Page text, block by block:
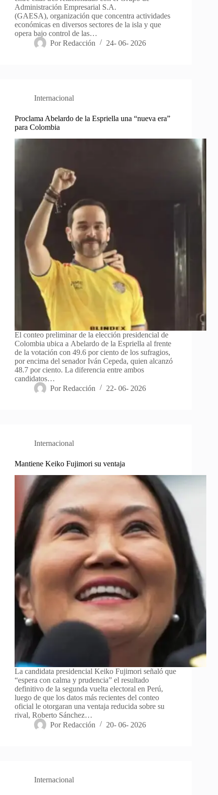
Administración Empresarial S.A.
(GAESA), organización que concentra actividades
económicas en diversos sectores de la isla y que
opera bajo control de las…
Por Redacción 24- 06- 2026
Internacional
Proclama Abelardo de la Espriella una “nueva era”
para Colombia
El conteo preliminar de la elección presidencial de
Colombia ubica a Abelardo de la Espriella al frente
de la votación con 49.6 por ciento de los sufragios,
por encima del senador Iván Cepeda, quien alcanzó
48.7 por ciento. La diferencia entre ambos
candidatos…
Por Redacción 22- 06- 2026
Internacional
Mantiene Keiko Fujimori su ventaja
La candidata presidencial Keiko Fujimori señaló que
“espera con calma y prudencia” el resultado
definitivo de la segunda vuelta electoral en Perú,
luego de que los datos más recientes del conteo
oficial le otorgaran una ventaja reducida sobre su
rival, Roberto Sánchez…
Por Redacción 20- 06- 2026
Internacional